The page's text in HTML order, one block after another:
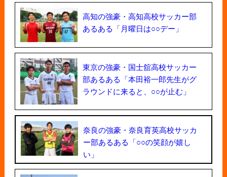
高知の強豪・高知高校サッカー部
あるある「月曜日は○○デー」
東京の強豪・国士舘高校サッカー
部あるある「本田裕一郎先生がグ
ラウンドに来ると、○○が止む」
奈良の強豪・奈良育英高校サッカ
ー部あるある「○○の笑顔が嬉し
い」